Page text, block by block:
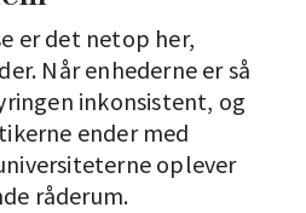
er det netop her,
Når enhederne er så
inkonsistent, og
ender med
oplever
råderum.